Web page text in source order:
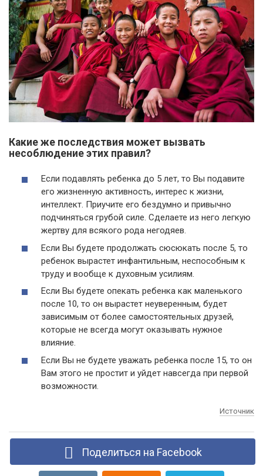
Какие же последствия может вызвать
несоблюдение этих правил?
Если подавлять ребенка до 5 лет, то Вы подавите
его жизненную активность, интерес к жизни,
интеллект. Приучите его бездумно и привычно
подчиняться грубой силе. Сделаете из него легкую
жертву для всякого рода негодяев.
Если Вы будете продолжать сюсюкать после 5, то
ребенок вырастет инфантильным, неспособным к
труду и вообще к духовным усилиям.
Если Вы будете опекать ребенка как маленького
после 10, то он вырастет неуверенным, будет
зависимым от более самостоятельных друзей,
которые не всегда могут оказывать нужное
влияние.
Если Вы не будете уважать ребенка после 15, то он
Вам этого не простит и уйдет навсегда при первой
возможности.
Источник
Поделиться на Facebook